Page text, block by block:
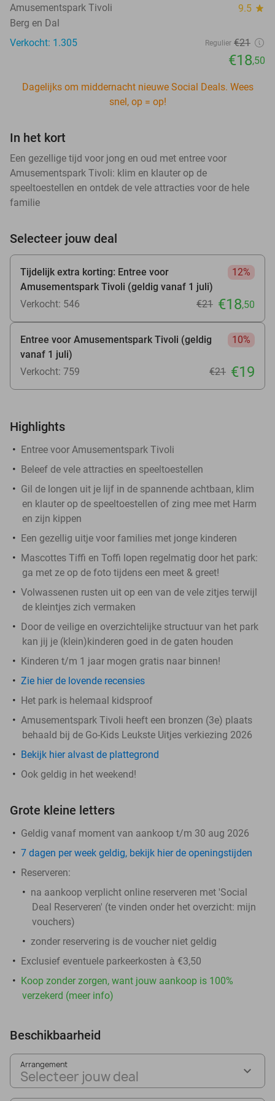
Amusementspark Tivoli 9.5 star
Berg en Dal
Verkocht: 1.305
Regulier €21
€18,50
Dagelijks om middernacht nieuwe Social Deals. Wees
snel, op = op!
In het kort
Een gezellige tijd voor jong en oud met entree voor
Amusementspark Tivoli: klim en klauter op de
speeltoestellen en ontdek de vele attracties voor de hele
familie
Selecteer jouw deal
Tijdelijk extra korting: Entree voor
Amusementspark Tivoli (geldig vanaf 1 juli)
12%
Verkocht: 546 €21 €18,50
Entree voor Amusementspark Tivoli (geldig
vanaf 1 juli)
10%
Verkocht: 759 €21 €19
Highlights
Entree voor Amusementspark Tivoli
Beleef de vele attracties en speeltoestellen
Gil de longen uit je lijf in de spannende achtbaan, klim
en klauter op de speeltoestellen of zing mee met Harm
en zijn kippen
Een gezellig uitje voor families met jonge kinderen
Mascottes Tiffi en Toffi lopen regelmatig door het park:
ga met ze op de foto tijdens een meet & greet!
Volwassenen rusten uit op een van de vele zitjes terwijl
de kleintjes zich vermaken
Door de veilige en overzichtelijke structuur van het park
kan jij je (klein)kinderen goed in de gaten houden
Kinderen t/m 1 jaar mogen gratis naar binnen!
Zie hier de lovende recensies
Het park is helemaal kidsproof
Amusementspark Tivoli heeft een bronzen (3e) plaats
behaald bij de Go-Kids Leukste Uitjes verkiezing 2026
Bekijk hier alvast de plattegrond
Ook geldig in het weekend!
Grote kleine letters
Geldig vanaf moment van aankoop t/m 30 aug 2026
7 dagen per week geldig, bekijk hier de openingstijden
Reserveren:
na aankoop verplicht online reserveren met 'Social
Deal Reserveren' (te vinden onder het overzicht: mijn
vouchers)
zonder reservering is de voucher niet geldig
Exclusief eventuele parkeerkosten à €3,50
Koop zonder zorgen, want jouw aankoop is 100%
verzekerd (meer info)
Beschikbaarheid
Arrangement
Selecteer jouw deal